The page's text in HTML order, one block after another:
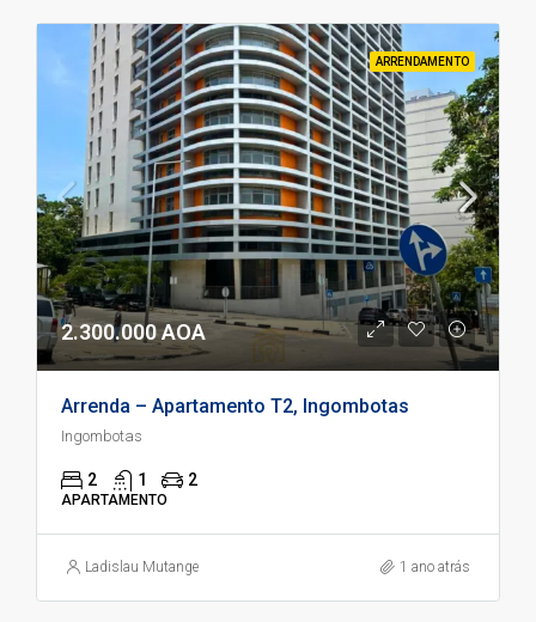
ARRENDAMENTO
2.300.000 AOA
Arrenda – Apartamento T2, Ingombotas
Ingombotas
2 1 2
APARTAMENTO
Ladislau Mutange 1 ano atrás